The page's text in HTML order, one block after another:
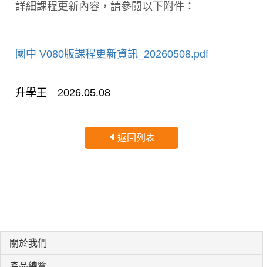
詳細課程更新內容，請參閱以下附件：
國中 V080版課程更新資訊_20260508.pdf
升學王 2026.05.08
返回列表
關於我們